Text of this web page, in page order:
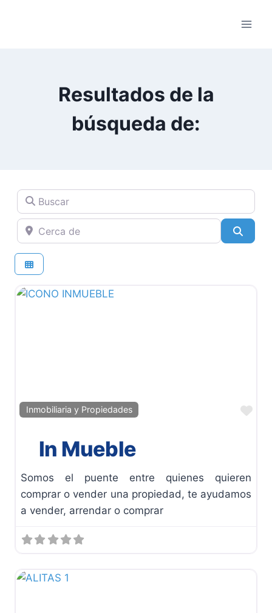
Resultados de la
búsqueda de:
Buscar
Cerca de
Inmobiliaria y Propiedades
In Mueble
Somos el puente entre quienes quieren
comprar o vender una propiedad, te ayudamos
a vender, arrendar o comprar